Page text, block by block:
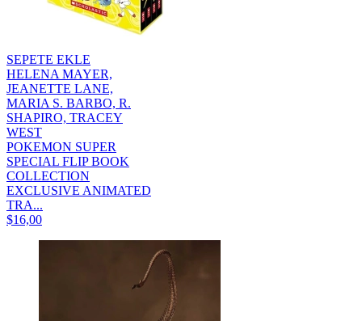
SEPETE EKLE
HELENA MAYER,
JEANETTE LANE,
MARIA S. BARBO, R.
SHAPIRO, TRACEY
WEST
POKEMON SUPER
SPECIAL FLIP BOOK
COLLECTION
EXCLUSIVE ANIMATED
TRA...
$16,00